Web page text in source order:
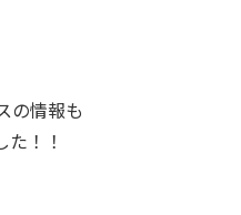
の情報も
！！